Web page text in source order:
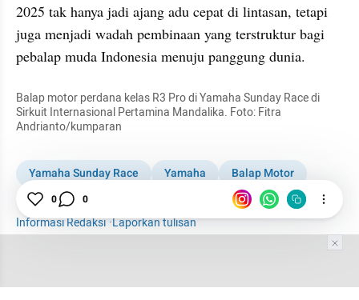
2025 tak hanya jadi ajang adu cepat di lintasan, tetapi
juga menjadi wadah pembinaan yang terstruktur bagi
pebalap muda Indonesia menuju panggung dunia.
Balap motor perdana kelas R3 Pro di Yamaha Sunday Race di
Sirkuit Internasional Pertamina Mandalika. Foto: Fitra
Andrianto/kumparan
Yamaha Sunday Race Yamaha
Balap Motor
Pebalap
Informasi Redaksi·Laporkan tulisan
0 0